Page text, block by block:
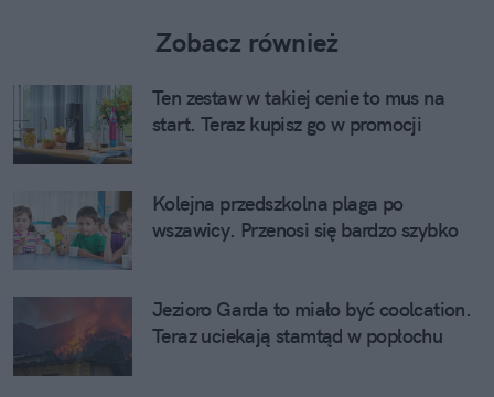
Zobacz również
Ten zestaw w takiej cenie to mus na
start. Teraz kupisz go w promocji
Kolejna przedszkolna plaga po
wszawicy. Przenosi się bardzo szybko
Jezioro Garda to miało być coolcation.
Teraz uciekają stamtąd w popłochu